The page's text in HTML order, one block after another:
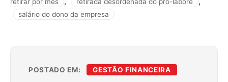
salário do dono da empresa
POSTADO EM: GESTÃO FINANCEIRA